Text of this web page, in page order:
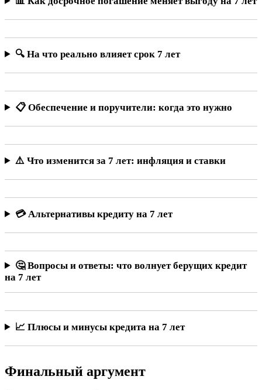
🔍 На что реально влияет срок 7 лет
📋 Обеспечение и поручители: когда это нужно
⚠️ Что изменится за 7 лет: инфляция и ставки
💳 Альтернативы кредиту на 7 лет
🤔 Вопросы и ответы: что волнует берущих кредит
на 7 лет
📈 Плюсы и минусы кредита на 7 лет
Финальный аргумент